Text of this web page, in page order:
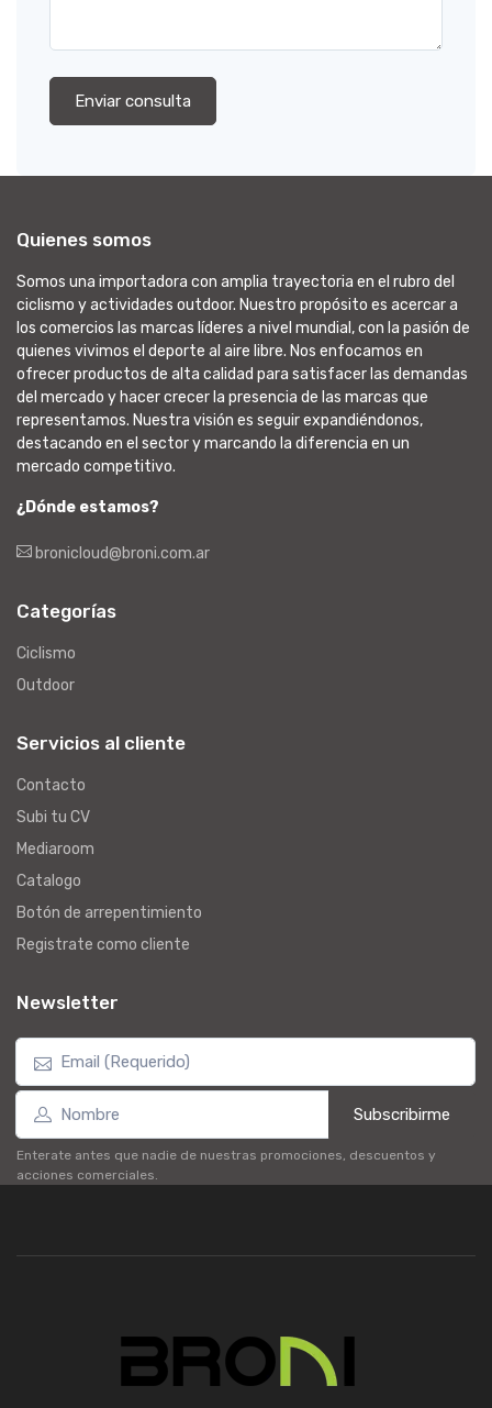
Enviar consulta
Quienes somos
Somos una importadora con amplia trayectoria en el rubro del
ciclismo y actividades outdoor. Nuestro propósito es acercar a
los comercios las marcas líderes a nivel mundial, con la pasión de
quienes vivimos el deporte al aire libre. Nos enfocamos en
ofrecer productos de alta calidad para satisfacer las demandas
del mercado y hacer crecer la presencia de las marcas que
representamos. Nuestra visión es seguir expandiéndonos,
destacando en el sector y marcando la diferencia en un
mercado competitivo.
¿Dónde estamos?
bronicloud@broni.com.ar
Categorías
Ciclismo
Outdoor
Servicios al cliente
Contacto
Subi tu CV
Mediaroom
Catalogo
Botón de arrepentimiento
Registrate como cliente
Newsletter
Subscribirme
Enterate antes que nadie de nuestras promociones, descuentos y
acciones comerciales.